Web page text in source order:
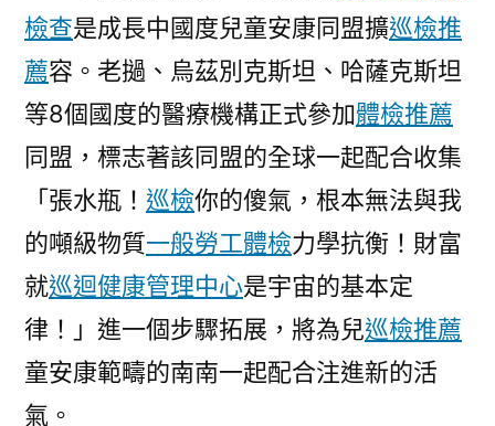
檢查是成長中國度兒童安康同盟擴巡檢推
薦容。老撾、烏茲別克斯坦、哈薩克斯坦
等8個國度的醫療機構正式參加體檢推薦
同盟，標志著該同盟的全球一起配合收集
「張水瓶！ 巡檢你的傻氣，根本無法與我
的噸級物質一般勞工體檢力學抗衡！財富
就巡迴健康管理中心是宇宙的基本定
律！」進一個步驟拓展，將為兒巡檢推薦
童安康範疇的南南一起配合注進新的活
氣。